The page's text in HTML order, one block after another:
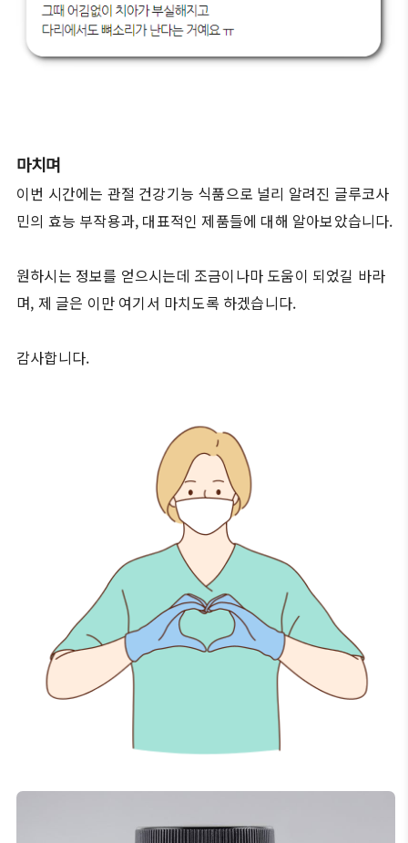
마치며
이번 시간에는 관절 건강기능 식품으로 널리 알려진 글루코사
민의 효능 부작용과, 대표적인 제품들에 대해 알아보았습니다.
원하시는 정보를 얻으시는데 조금이나마 도움이 되었길 바라
며, 제 글은 이만 여기서 마치도록 하겠습니다.
감사합니다.